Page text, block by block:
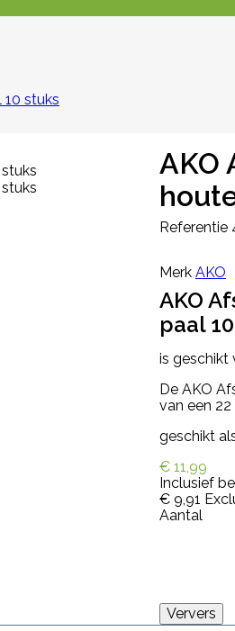
stuks
AKO
Referentie
Merk AKO
AKO
paal
is geschikt
De AKO
van een
geschikt
€ 11,99
Inclusief
€ 9,91
Aantal